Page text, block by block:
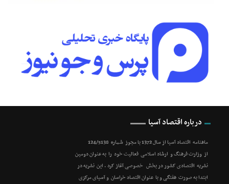
درباره اقتصاد آسیا
ماهنامه اقتصاد آسیا از سال 1372 با مجوز شماره 124/5138
از وزارت فرهنگ و ارشاد اسلامی فعالیت خود را به عنوان دومین
نشریه اقتصادی کشور در بخش خصوصی آغاز کرد . این نشریه در
ابتدا به صورت هفتگی و با عنوان اقتصاد خراسان و آسیای مرکزی